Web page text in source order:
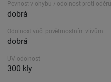
Pevnost v ohybu / odolnost proti oděru
dobrá
Odolnost vůči povětrnostním vlivům
dobrá
UV-odolnost
300 kly